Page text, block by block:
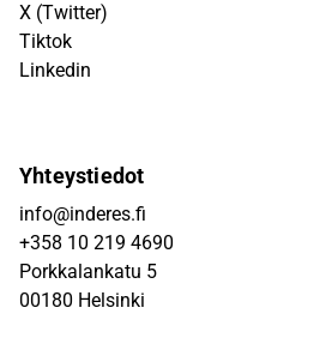
X (Twitter)
Tiktok
Linkedin
Yhteystiedot
info@inderes.fi
+358 10 219 4690
Porkkalankatu 5
00180 Helsinki